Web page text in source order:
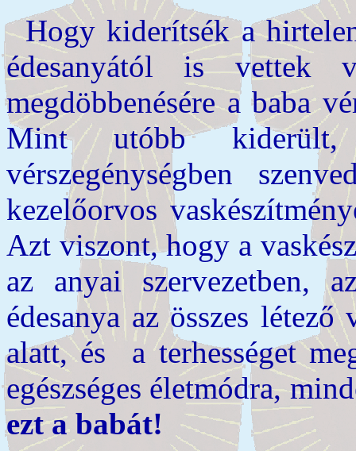
Hogy kiderítsék a
édesanyától is vettek
megdöbbenésére a baba
Mint utóbb kiderült,
vérszegénységben
kezelőorvos
Azt viszont, hogy a
az anyai szervezetben,
édesanya az összes
alatt, és a terhességet
egészséges életmódra,
ezt a babát!